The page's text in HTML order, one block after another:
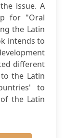
issue. A
for "Oral
the Latin
intends to
different
the Latin
to
the Latin